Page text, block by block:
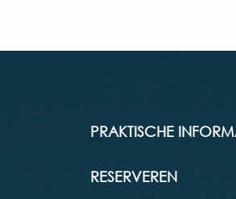
PRAKTISCHE
RESERVEREN